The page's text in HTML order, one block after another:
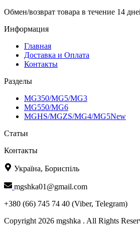
Обмен/возврат товара в течение 14
Информация
Главная
Доставка и Оплата
Контакты
Разделы
MG350/MG5/MG3
MG550/MG6
MGHS/MGZS/MG4/MG5New
Статьи
Контакты
Україна, Бориспіль
mgshka01@gmail.com
+380 (66) 745 74 40 (Viber, Telegram)
Copyright 2026 mgshka . All Rights